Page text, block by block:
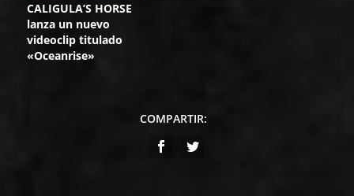
CALIGULA’S HORSE
lanza un nuevo
videoclip titulado
«Oceanrise»
COMPARTIR: